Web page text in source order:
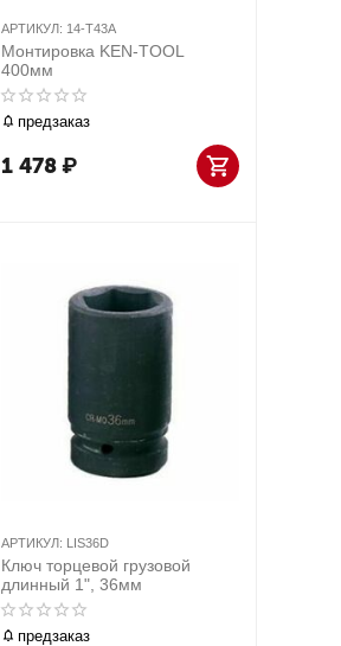
АРТИКУЛ: 14-T43A
Монтировка KEN-TOOL
400мм
предзаказ
1 478₽
АРТИКУЛ: LIS36D
Ключ торцевой грузовой
длинный 1", 36мм
предзаказ